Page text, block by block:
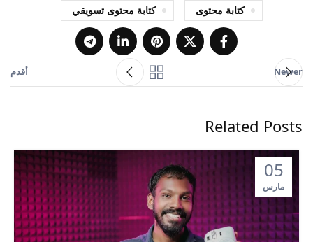
كتابة محتوى كتابة محتوى تسويقي
Newer أقدم
Related Posts
05
مارس